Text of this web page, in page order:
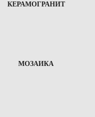
КЕРАМОГРАНИТ
МОЗАИКА